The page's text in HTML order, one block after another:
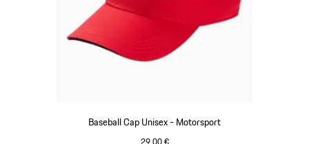
Baseball Cap Unisex - Motorsport
29,00 €